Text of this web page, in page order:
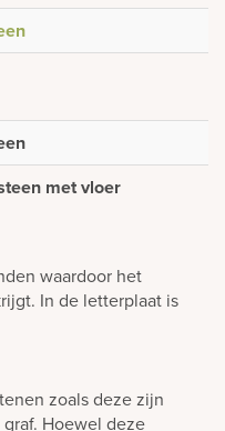
met vloer
waardoor het
In de letterplaat is
zoals deze zijn
Hoewel deze